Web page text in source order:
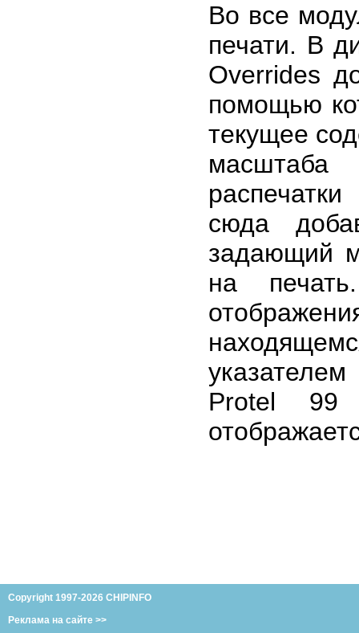
Во все
печати. В
Overrides
помощью
текущее
сюда
задающий
на
Protel 99
Copyright 1997-2026 CHIPINFO
Реклама на сайте >>